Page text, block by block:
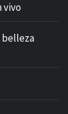
vivo
belleza